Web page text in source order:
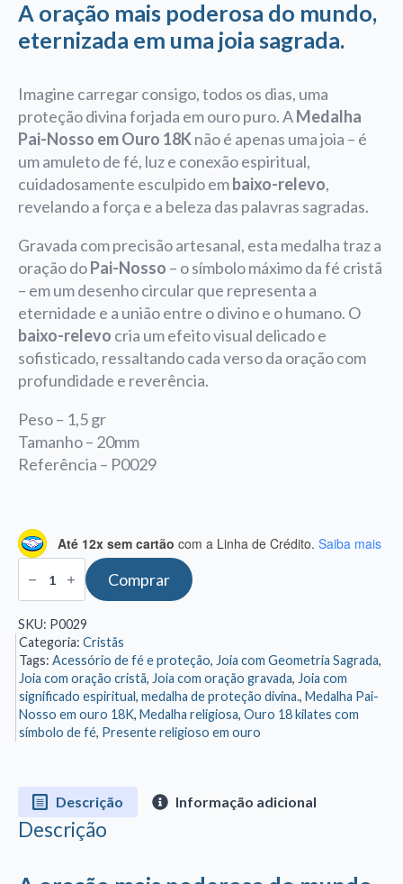
A oração mais poderosa do mundo,
eternizada em uma joia sagrada.
Imagine carregar consigo, todos os dias, uma
proteção divina forjada em ouro puro. AMedalha
Pai-Nosso em Ouro 18Knão é apenas uma joia – é
um amuleto de fé, luz e conexão espiritual,
cuidadosamente esculpido embaixo-relevo,
revelando a força e a beleza das palavras sagradas.
Gravada com precisão artesanal, esta medalha traz a
oração doPai-Nosso – o símbolo máximo da fé cristã
– em um desenho circular que representa a
eternidade e a união entre o divino e o humano. O
baixo-relevo cria um efeito visual delicado e
sofisticado, ressaltando cada verso da oração com
profundidade e reverência.
Peso – 1,5 gr
Tamanho – 20mm
Referência – P0029
Até 12x sem cartão com a Linha de Crédito. Saiba mais
Medalha
Pai-
Nosso
Ouro
18K
–
Fé
e
Proteção
com
Elegância
Comprar
SKU: P0029
Categoria: Cristãs
Tags: Acessório de fé e proteção, Joia com Geometria Sagrada,
Joia com oração cristã, Joia com oração gravada, Joia com
significado espiritual, medalha de proteção divina., Medalha Pai-
Nosso em ouro 18K, Medalha religiosa, Ouro 18 kilates com
símbolo de fé, Presente religioso em ouro
Descrição Informação adicional
Descrição